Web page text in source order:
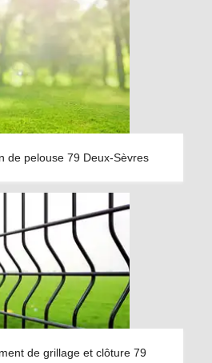
de pelouse 79 Deux-Sèvres
de grillage et clôture 79